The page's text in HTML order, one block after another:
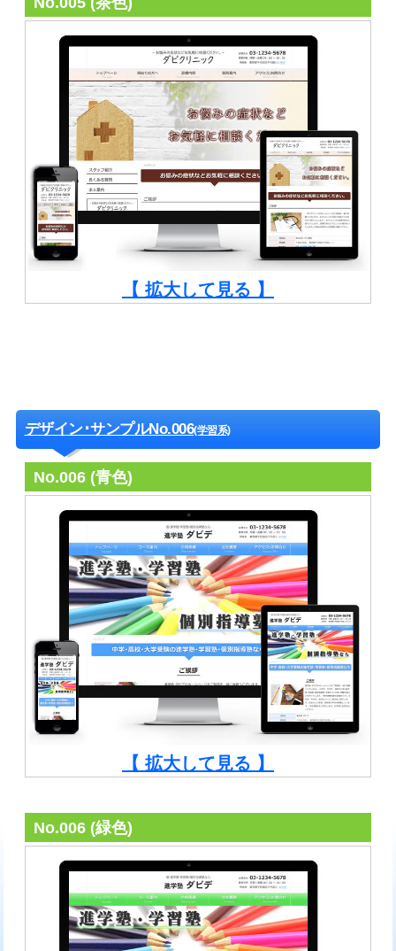
【 拡大して見る 】
デザイン･サンプルNo.006(学習系)
No.006 (青色)
【 拡大して見る 】
No.006 (緑色)